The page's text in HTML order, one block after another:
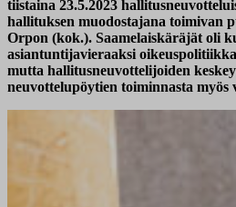
tiistaina 23.5.2023
hallituksen muodostajana toimivan
Orpon (kok.). Saamelaiskäräjät oli
asiantuntijavieraaksi
mutta hallitusneuvottelijoiden
neuvottelupöytien toiminnasta